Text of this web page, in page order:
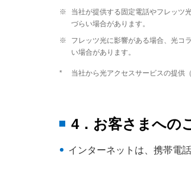
※
当社が提供する固定電話やフレッツ
づらい場合があります。
※
フレッツ光に影響がある場合、光コ
い場合があります。
* 当社から光アクセスサービスの提供
4．お客さまへの
インターネットは、携帯電